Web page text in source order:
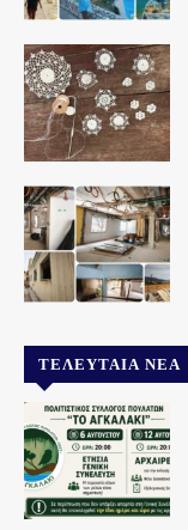
ΤΕΛΕΥΤΑΊΑ ΝΈΑ